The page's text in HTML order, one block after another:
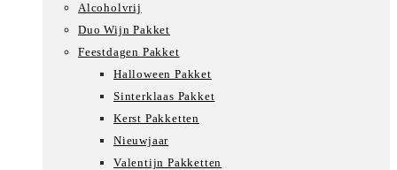
Alcoholvrij
Duo Wijn Pakket
Feestdagen Pakket
Halloween Pakket
Sinterklaas Pakket
Kerst Pakketten
Nieuwjaar
Valentijn Pakketten